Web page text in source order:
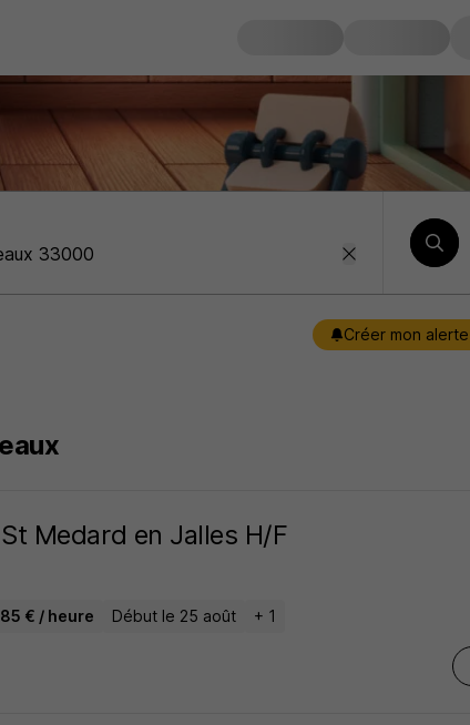
Créer mon alerte
Medard en Jalles H/F
€ / heure Début le 25 août + 1